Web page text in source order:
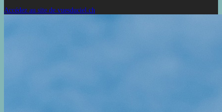
Accédez au site de vuesduciel.ch